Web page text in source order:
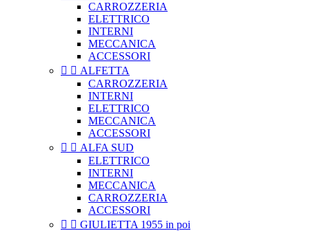
CARROZZERIA
ELETTRICO
INTERNI
MECCANICA
ACCESSORI
  ALFETTA
CARROZZERIA
INTERNI
ELETTRICO
MECCANICA
ACCESSORI
  ALFA SUD
ELETTRICO
INTERNI
MECCANICA
CARROZZERIA
ACCESSORI
  GIULIETTA 1955 in poi